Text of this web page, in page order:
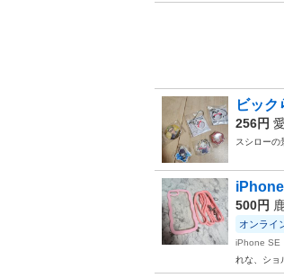
ビック
256円
スシローの
500円
オンライ
iPhone SE
れな、ショ